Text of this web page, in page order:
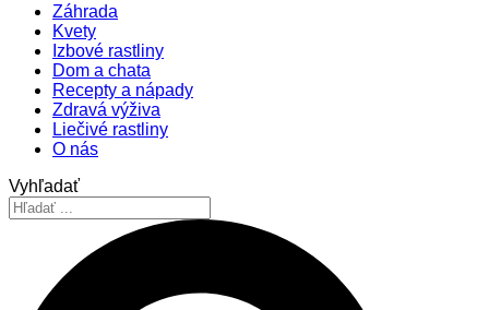
Záhrada
Kvety
Izbové rastliny
Dom a chata
Recepty a nápady
Zdravá výživa
Liečivé rastliny
O nás
Vyhľadať